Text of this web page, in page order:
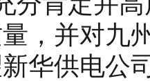
，并对九
华供电公